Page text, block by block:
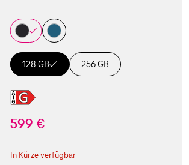
128 GB 256 GB
599 €
In Kürze verfügbar